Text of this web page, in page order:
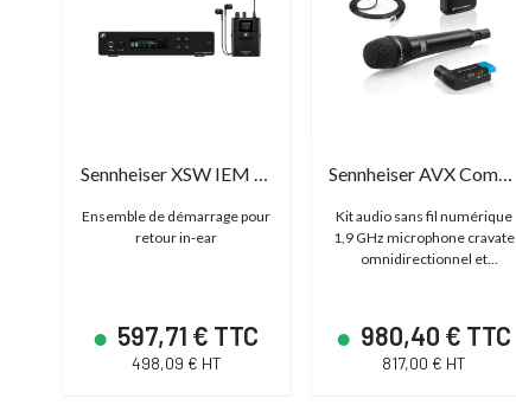
Sennheiser XSW IEM SET
Ensemble de démarrage pour
retour in-ear
597,71 € TTC
498,09 € HT
Sennheiser AVX Combo Set
Kit audio sans fil numérique
1,9 GHz microphone cravate
omnidirectionnel et
980,40 € TTC
817,00 € HT